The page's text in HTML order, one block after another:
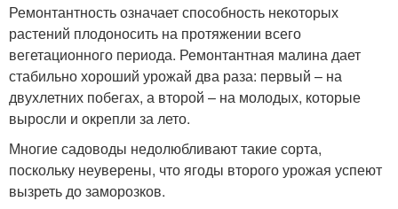
Ремонтантность означает способность некоторых
растений плодоносить на протяжении всего
вегетационного периода. Ремонтантная малина дает
стабильно хороший урожай два раза: первый – на
двухлетних побегах, а второй – на молодых, которые
выросли и окрепли за лето.
Многие садоводы недолюбливают такие сорта,
поскольку неуверены, что ягоды второго урожая успеют
вызреть до заморозков.